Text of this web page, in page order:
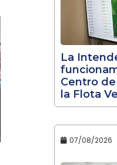
La
Centro
la Flota
07/08/2026